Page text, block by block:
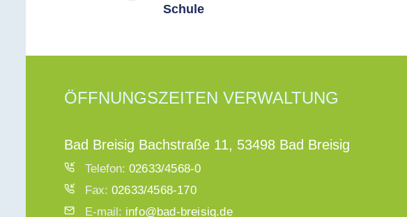
Schule
ÖFFNUNGSZEITEN VERWALTUNG
Bad Breisig Bachstraße 11, 53498 Bad Breisig
Telefon: 02633/4568-0
Fax: 02633/4568-170
E-mail: info@bad-breisig.de